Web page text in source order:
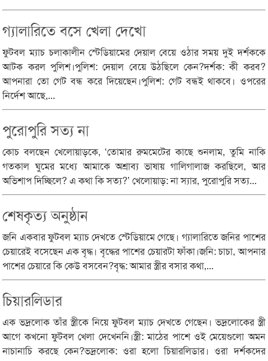
গ্যালারিতে বসে খেলা দেখো
ফুটবল ম্যাচ চলাকালীন স্টেডিয়ামের দেয়াল বেয়ে ওঠার সময় দুই দর্শককে
আটক করল পুলিশ।পুলিশ: দেয়াল বেয়ে উঠছিলে কেন?দর্শক: কী করব?
আপনারা তো গেট বন্ধ করে দিয়েছেন।পুলিশ: গেট বন্ধই থাকবে। ওপরের
নির্দেশ আছে,...
পুরোপুরি সত্য না
কোচ বলছেন খেলোয়াড়কে, ‘তোমার রুমমেটের কাছে শুনলাম, তুমি নাকি
গতকাল ঘুমের মধ্যে আমাকে অশ্রাব্য ভাষায় গালিগালাজ করছিলে, আর
অভিশাপ দিচ্ছিলে? এ কথা কি সত্য?’ খেলোয়াড়: না স্যার, পুরোপুরি সত্য...
শেষকৃত্য অনুষ্ঠান
জনি একবার ফুটবল ম্যাচ দেখতে স্টেডিয়ামে গেছে। গ্যালারিতে জনির পাশের
চেয়ারেই বসেছেন এক বৃদ্ধ। বৃদ্ধের পাশের চেয়ারটা ফাঁকা।জনি: চাচা, আপনার
পাশের চেয়ারে কি কেউ বসবেন?বৃদ্ধ: আমার স্ত্রীর বসার কথা,...
চিয়ারলিডার
এক ভদ্রলোক তাঁর স্ত্রীকে নিয়ে ফুটবল ম্যাচ দেখতে গেছেন। ভদ্রলোকের স্ত্রী
আগে কখনো ফুটবল খেলা দেখেননি।স্ত্রী: মাঠের পাশে ওই মেয়েগুলো অমন
নাচানাচি করছে কেন?ভদ্রলোক: ওরা হলো চিয়ারলিডার। ওরা দর্শকদের